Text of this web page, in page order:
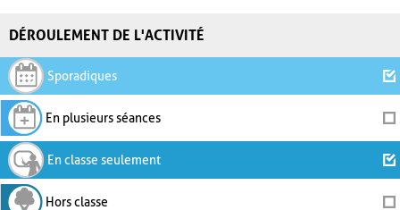
DÉROULEMENT DE L'ACTIVITÉ
Sporadiques
En plusieurs séances
En classe seulement
Hors classe